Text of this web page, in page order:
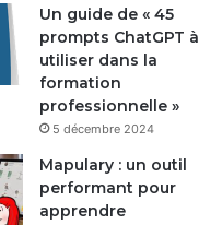
Un guide de « 45
prompts ChatGPT à
utiliser dans la
formation
professionnelle »
5 décembre 2024
Mapulary : un outil
performant pour
apprendre